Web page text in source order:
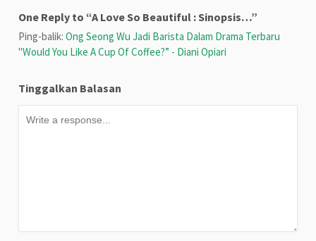
One Reply to “A Love So Beautiful : Sinopsis…”
Ping-balik:Ong Seong Wu Jadi Barista Dalam Drama Terbaru
"Would You Like A Cup Of Coffee?” - Diani Opiari
Tinggalkan Balasan